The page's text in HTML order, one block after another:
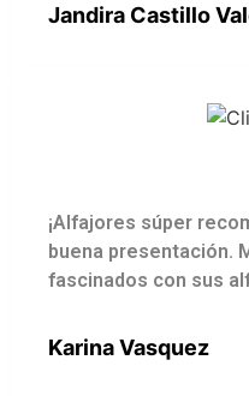
Jandira Castillo
¡Alfajores súper
buena presentación.
fascinados con sus
Karina Vasquez